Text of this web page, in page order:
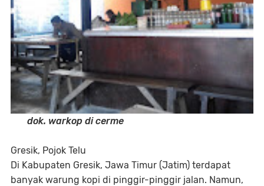
dok. warkop di cerme
Gresik, Pojok Telu
Di Kabupaten Gresik, Jawa Timur (Jatim) terdapat
banyak warung kopi di pinggir-pinggir jalan. Namun,